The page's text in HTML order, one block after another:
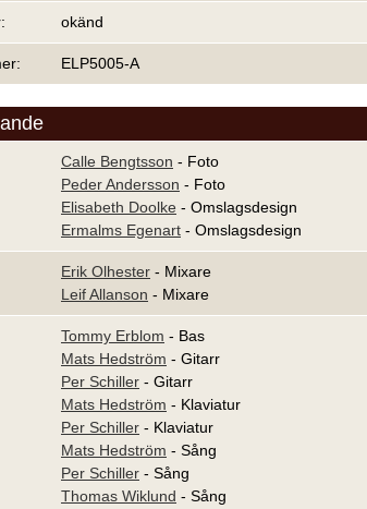
okänd
ELP5005-A
Calle Bengtsson - Foto
Peder Andersson - Foto
Elisabeth Doolke - Omslagsdesign
Ermalms Egenart - Omslagsdesign
Erik Olhester - Mixare
Leif Allanson - Mixare
Tommy Erblom - Bas
Mats Hedström - Gitarr
Per Schiller - Gitarr
Mats Hedström - Klaviatur
Per Schiller - Klaviatur
Mats Hedström - Sång
Per Schiller - Sång
Thomas Wiklund - Sång